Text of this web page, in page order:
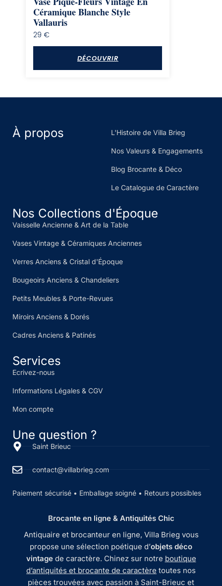
Céramique Blanche Style
Vallauris
29€
DÉCOUVRIR
À propos L'Histoire de Villa Brieg
Nos Valeurs & Engagements
Blog Brocante & Déco
Le Catalogue de Caractère
Nos Collections d'Époque
Vaisselle Ancienne & Art de la Table
Vases Vintage & Céramiques Anciennes
Verres Anciens & Cristal d'Époque
Bougeoirs Anciens & Chandeliers
Petits Meubles & Porte-Revues
Miroirs Anciens & Dorés
Cadres Anciens & Patinés
Services
Ecrivez-nous
Informations Légales & CGV
Mon compte
Une question ?
Saint Brieuc
contact@villabrieg.com
Paiement sécurisé • Emballage soigné • Retours possibles
Brocante en ligne & Antiquités Chic
Antiquaire et brocanteur en ligne, Villa Brieg vous
propose une sélection poétique d’objets déco
vintagede caractère. Chinez sur notre boutique
d’antiquités et brocante de caractère toutes nos
pièces trouvées avec passion à Saint-Brieuc et